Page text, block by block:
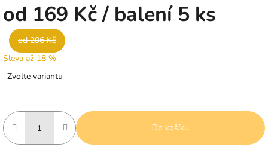
od 169 Kč/ balení 5 ks
od 206 Kč
Sleva až 18 %
cena:
Zvolte variantu
Do košíku